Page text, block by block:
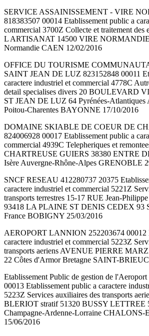
SERVICE ASSAINISSEMENT - VIRE
818383507 00014 Etablissement public a
commercial 3700Z Collecte et traitement des
L ARTISANAT 14500 VIRE NORMANDIE
Normandie CAEN 12/02/2016
OFFICE DU TOURISME
SAINT JEAN DE LUZ 823152848 00011
caractere industriel et commercial 4778C
detail specialises divers 20 BOULEVARD
ST JEAN DE LUZ 64 Pyrénées-Atlantiques
Poitou-Charentes BAYONNE 17/10/2016
DOMAINE SKIABLE DE COEUR DE
824006928 00017 Etablissement public a
commercial 4939C Telepheriques et
CHARTREUSE GUIERS 38380 ENTRE
Isère Auvergne-Rhône-Alpes GRENOBLE
SNCF RESEAU 412280737 20375
caractere industriel et commercial 5221Z
transports terrestres 15-17 RUE Jean-
93418 LA PLAINE ST DENIS CEDEX 93
France BOBIGNY 25/03/2016
AEROPORT LANNION 252203674 00012
caractere industriel et commercial 5223Z
transports aeriens AVENUE PIERRE
22 Côtes d'Armor Bretagne SAINT-
Etablissement Public de gestion de
00013 Etablissement public a caractere
5223Z Services auxiliaires des transports
BLERIOT stratif 51320 BUSSY LETTREE
Champagne-Ardenne-Lorraine
15/06/2016